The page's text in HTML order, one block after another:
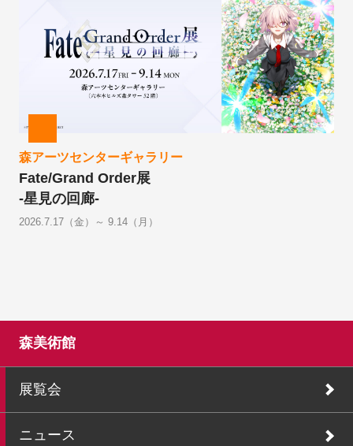
森アーツセンターギャラリー
Fate/Grand Order展
-星見の回廊-
2026.7.17（金）～ 9.14（月）
森美術館
展覧会
ニュース